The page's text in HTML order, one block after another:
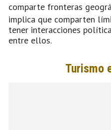
comparte fronteras
implica que comparten
tener interacciones
entre ellos.